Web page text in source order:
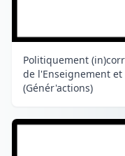
Politiquement
de l'Enseignement et
(Génér'actions)